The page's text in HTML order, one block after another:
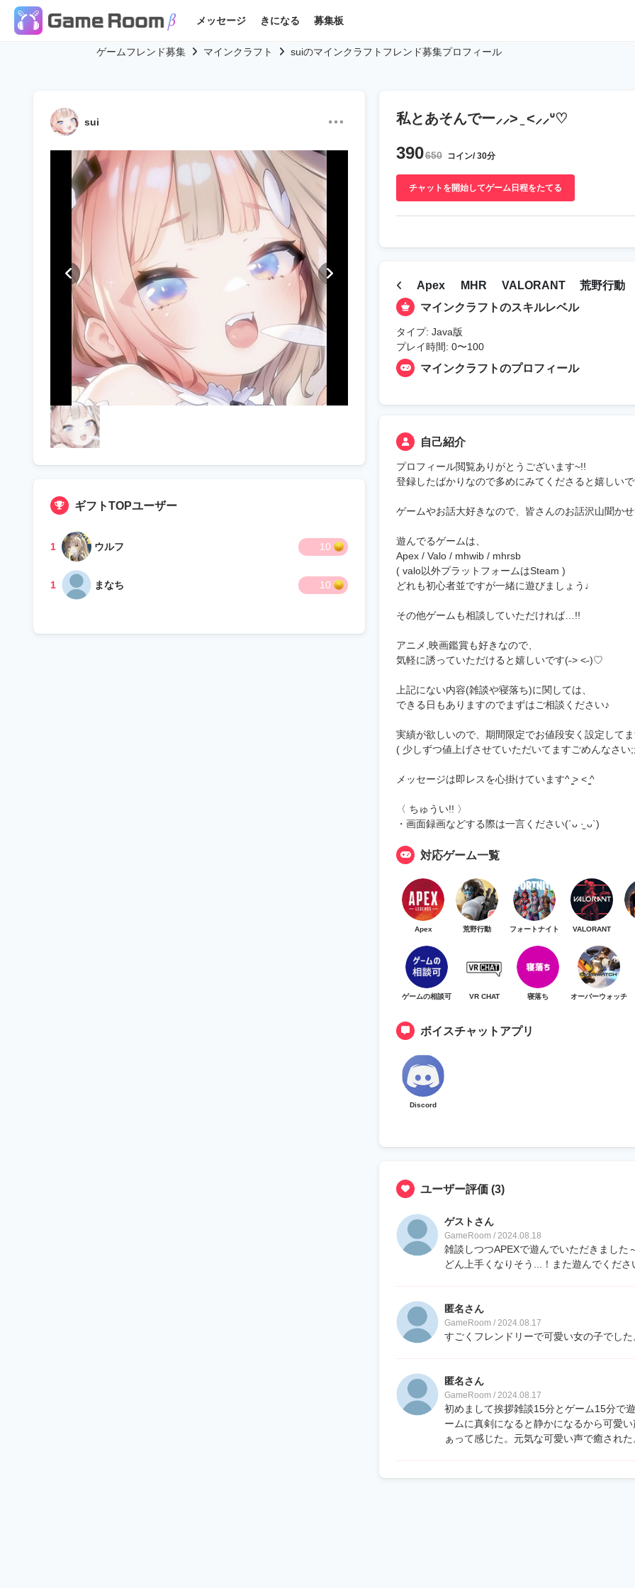
メッセージ きになる 募集板
ゲームフレンド募集 マインクラフト suiのマインクラフトフレンド募集プロフィール
sui
ギフトTOPユーザー
1 ウルフ 10
1 まなち 10
私とあそんでー⸝⸝> ̫ <⸝⸝ᐡ♡
390650 コイン/ 30分
チャットを開始してゲーム日程をたてる
Apex MHR VALORANT 荒野行動
マインクラフトのスキルレベル
タイプ: Java版
プレイ時間: 0〜100
マインクラフトのプロフィール
自己紹介
プロフィール閲覧ありがとうございます~!!
登録したばかりなので多めにみてくださると嬉しい
ゲームやお話大好きなので、皆さんのお話沢山聞か
遊んでるゲームは、
Apex / Valo / mhwib / mhrsb
( valo以外プラットフォームはSteam )
どれも初心者並ですが一緒に遊びましょう♩
その他ゲームも相談していただければ…!!
アニメ,映画鑑賞も好きなので、
気軽に誘っていただけると嬉しいです(˶> <˶)♡
上記にない内容(雑談や寝落ち)に関しては、
できる日もありますのでまずはご相談ください♪
実績が欲しいので、期間限定でお値段安く設定して
( 少しずつ値上げさせていただいてますごめんなさい
メッセージは即レスを心掛けています^ ̳> < ̳^‪‪
〈 ちゅうい!! 〉
・画面録画などする際は一言ください(´ᴗ ·̫ ᴗ`)
対応ゲーム一覧
Apex 荒野行動 フォートナイト VALORANT
ゲームの相談可 VR CHAT 寝落ち オーバーウォッチ
ボイスチャットアプリ
Discord
ユーザー評価 (3)
ゲストさん
GameRoom / 2024.08.18
雑談しつつAPEXで遊んでいただきまし
どん上手くなりそう...！また遊んでくださ
匿名さん
GameRoom / 2024.08.17
すごくフレンドリーで可愛い女の子でし
匿名さん
GameRoom / 2024.08.17
初めまして挨拶雑談15分とゲーム15分で
ームに真剣になると静かになるから可愛
ぁって感じた。元気な可愛い声で癒された